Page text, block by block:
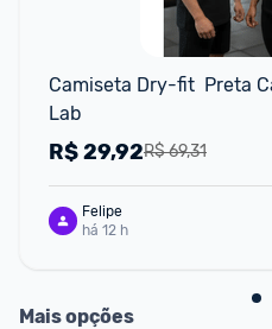
Camiseta Dry-fit  Preta
Lab
R$ 69,31
R$29,92
Felipe
há 12 h
Mais opções